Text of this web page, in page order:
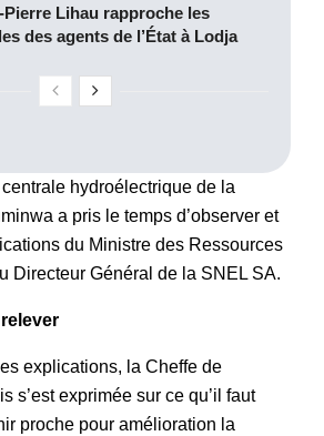
Lihau rapproche les
des agents de l’État à Lodja
hydroélectrique de la
a pris le temps d’observer et
du Ministre des Ressources
Directeur Général de la SNEL SA.
explications, la Cheffe de
s’est exprimée sur ce qu’il faut
proche pour amélioration la